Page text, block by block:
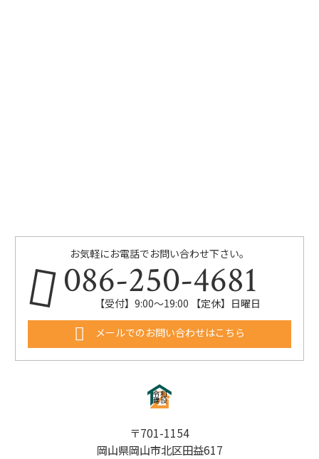
お気軽にお電話でお問い合わせ下さい。
086-250-4681
【受付】9:00〜19:00 【定休】日曜日
メールでのお問い合わせはこちら
〒701-1154
岡山県岡山市北区田益617